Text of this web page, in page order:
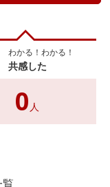
わかる！わかる！
共感した
0 人
覧